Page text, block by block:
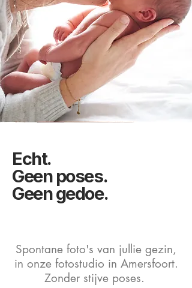
Echt.
Geen poses.
Geen gedoe.
Spontane foto's van jullie gezin,
in onze fotostudio in Amersfoort.
Zonder stijve poses.